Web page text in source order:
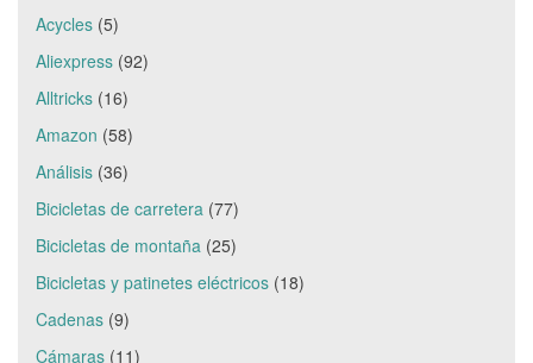
Acycles (5)
Aliexpress (92)
Alltricks (16)
Amazon (58)
Análisis (36)
Bicicletas de carretera (77)
Bicicletas de montaña (25)
Bicicletas y patinetes eléctricos (18)
Cadenas (9)
Cámaras (11)